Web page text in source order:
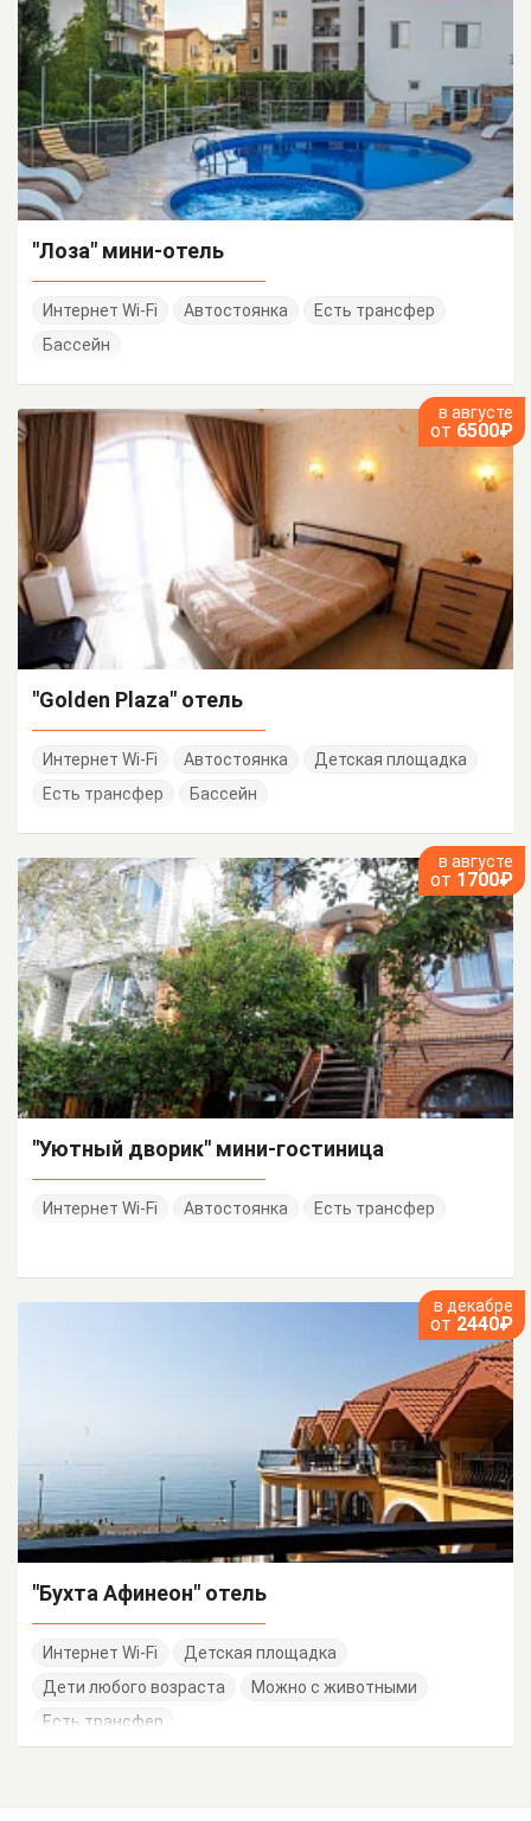
"Лоза" мини-отель
Интернет Wi-Fi Автостоянка
Есть трансфер
Бассейн
в августе
от 6500₽
"Golden Plaza" отель
Интернет Wi-Fi Автостоянка
Детская площадка
Есть трансфер
Бассейн
в августе
от 1700₽
"Уютный дворик" мини-гостиница
Интернет Wi-Fi Автостоянка Есть трансфер
в декабре
от 2440₽
"Бухта Афинеон" отель
Интернет Wi-Fi
Детская площадка
Дети любого возраста
Можно с животными
Есть трансфер